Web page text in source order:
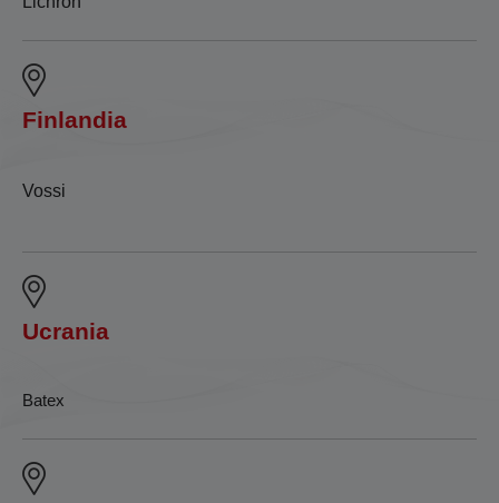
Finlandia
Vossi
Ucrania
Batex